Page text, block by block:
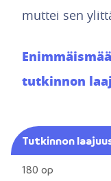
muttei sen
tutkinnon
Tutkinnon
180 op